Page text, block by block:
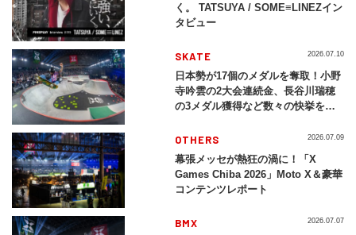
く。 TATSUYA / SOME≡LINEZイン
タビュー
SKATE
日本勢が17個のメダルを奪取！小野
寺吟雲の2大会連続金、長谷川瑞穂
の3メダル獲得など数々の快挙をプ
2026」
2026.07.10
OTHERS
幕張メッセが熱狂の渦に！「X
Games Chiba 2026」Moto X＆豪華
コンテンツレポート
2026.07.09
BMX 2026.07.07